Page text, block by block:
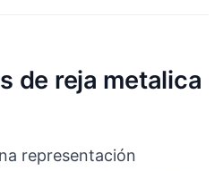
de reja metalica
representación